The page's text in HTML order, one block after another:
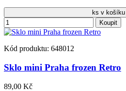
ks v košíku
Koupit
Kód produktu: 648012
Sklo mini Praha frozen Retro
89,00 Kč